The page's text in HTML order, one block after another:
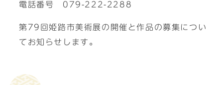
電話番号 079-222-2288
第79回姫路市美術展の開催と作品の募集につい
てお知らせします。